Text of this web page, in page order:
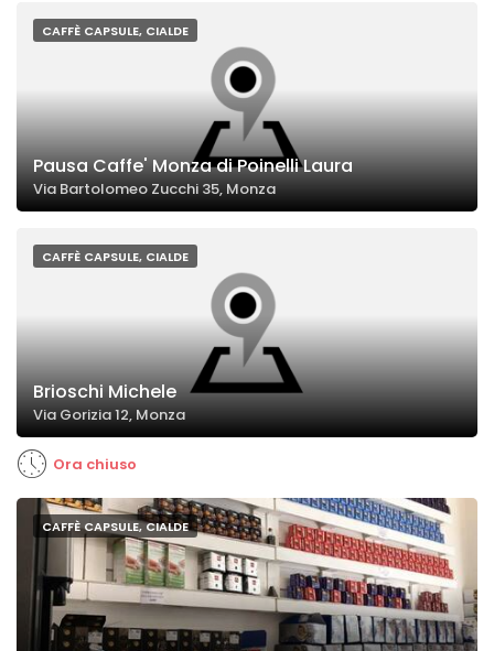
CAFFÈ CAPSULE, CIALDE
Pausa Caffe' Monza di Poinelli Laura
Via Bartolomeo Zucchi 35, Monza
CAFFÈ CAPSULE, CIALDE
Brioschi Michele
Via Gorizia 12, Monza
Ora chiuso
CAFFÈ CAPSULE, CIALDE